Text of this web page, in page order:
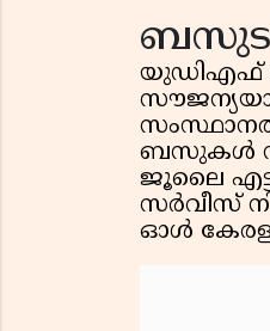
യുഡിഎഫ്
ബസുകൾ
ജൂലൈ
സർവീസ്
ഓൾ കേരള